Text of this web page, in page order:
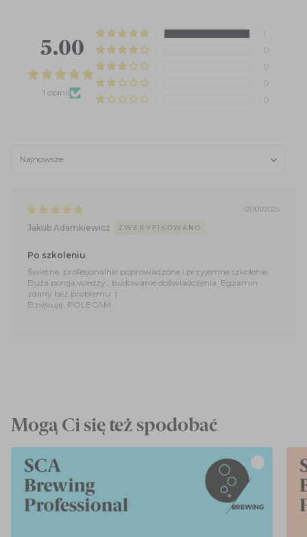
5.00 z 5
1 opinii
1
0
0
0
0
Sort by
07/01/2025
Jakub Adamkiewicz
Po szkoleniu
Świetne, profesjonalnie poprowadzone i przyjemne szkolenie.
Duża porcja wiedzy , budowanie doświadczenia. Egzamin
zdany bez problemu :)
Dziękuję, POLECAM
Mogą Ci się też spodobać